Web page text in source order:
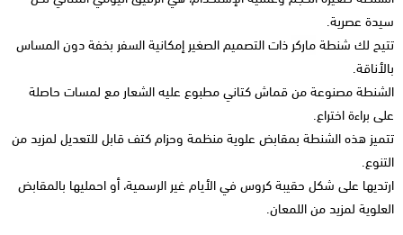
سيدة عصرية.
تتيح لك شنطةماركر ذات التصميم الصغير إمكانية السفر بخفة دون المساس
بالأناقة.
الشنطة مصنوعة من قماش كتاني مطبوع عليه الشعار مع لمسات حاصلة
على براءة اختراع.
تتميز هذه الشنطة بمقابض علوية منظمة وحزام كتف قابل للتعديل لمزيد من
التنوع.
ارتديها على شكل حقيبة كروس في الأيام غير الرسمية، أو احمليها بالمقابض
العلوية لمزيد من اللمعان.